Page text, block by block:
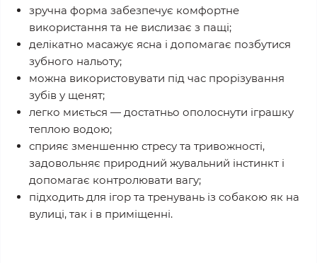
зручна форма забезпечує комфортне
використання та не вислизає з пащі;
делікатно масажує ясна і допомагає позбутися
зубного нальоту;
можна використовувати під час прорізування
зубів у щенят;
легко миється — достатньо ополоснути іграшку
теплою водою;
сприяє зменшенню стресу та тривожності,
задовольняє природний жувальний інстинкт і
допомагає контролювати вагу;
підходить для ігор та тренувань із собакою як на
вулиці, так і в приміщенні.